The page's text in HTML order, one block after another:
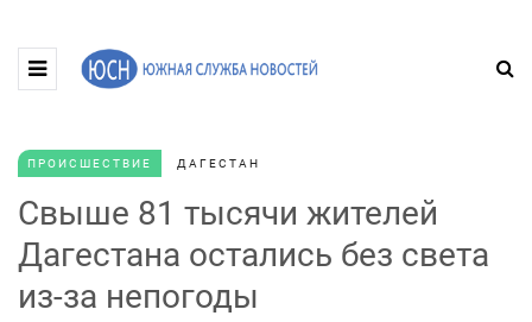
ПРОИСШЕСТВИЕ ДАГЕСТАН
Свыше 81 тысячи жителей
Дагестана остались без света
из-за непогоды